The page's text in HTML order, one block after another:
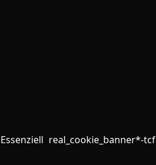
Essenziell real_cookie_banner*-tcf